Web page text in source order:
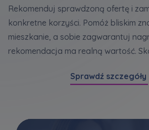
Rekomenduj sprawdzoną ofertę i
konkretne korzyści. Pomóż bliskim
mieszkanie, a sobie zagwarantuj
rekomendacja ma realną wartość.
Sprawdź szczegóły